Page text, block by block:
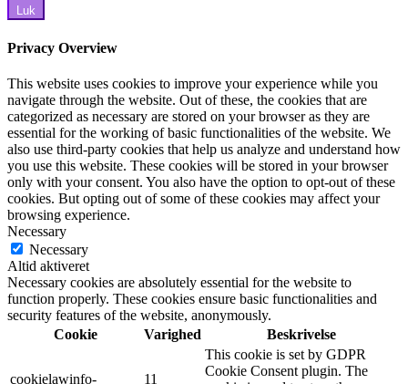
Luk
Privacy Overview
This website uses cookies to improve your experience while you
navigate through the website. Out of these, the cookies that are
categorized as necessary are stored on your browser as they are
essential for the working of basic functionalities of the website. We
also use third-party cookies that help us analyze and understand how
you use this website. These cookies will be stored in your browser
only with your consent. You also have the option to opt-out of these
cookies. But opting out of some of these cookies may affect your
browsing experience.
Necessary
Necessary
Altid aktiveret
Necessary cookies are absolutely essential for the website to
function properly. These cookies ensure basic functionalities and
security features of the website, anonymously.
Cookie
Varighed Beskrivelse
cookielawinfo-
11
This cookie is set by GDPR
Cookie Consent plugin. The